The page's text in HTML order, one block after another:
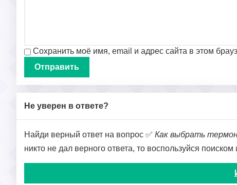
Сохранить моё имя, email и адрес сайта в этом
Не уверен в ответе?
Найди верный ответ на вопрос ✅ Как выбрать
никто не дал верного ответа, то воспользуйся